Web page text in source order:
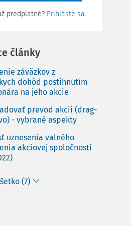
predplatné? Prihláste sa.
články
záväzkov z
dohôd postihnutím
na jeho akcie
prevod akcií (drag-
- vybrané aspekty
uznesenia valného
akciovej spoločnosti
(7)